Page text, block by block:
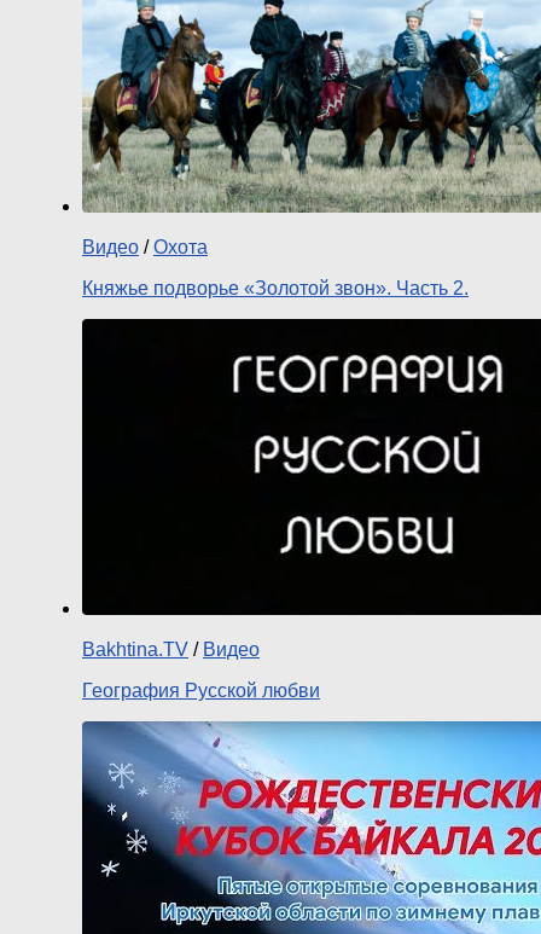
Видео /Охота
Княжье подворье «Золотой звон». Часть 2.
Bakhtina.TV / Видео
География Русской любви